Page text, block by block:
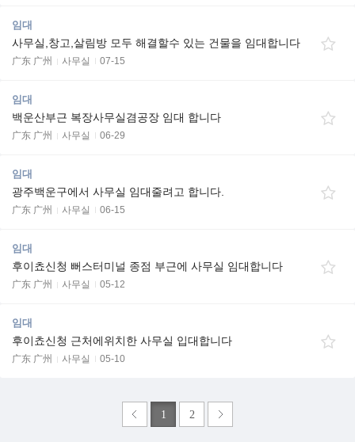
임대
사무실,창고,살림방 모두 해결할수 있는 건물을 임대합니다
广东 广州 사무실 07-15
임대
백운산부근 복장사무실겸공장 임대 합니다
广东 广州 사무실 06-29
임대
광주백운구에서 사무실 임대줄려고 합니다.
广东 广州 사무실 06-15
임대
후이쵸신청 뻐스터미널 종점 부근에 사무실 임대합니다
广东 广州 사무실 05-12
임대
후이쵸신청 근처에위치한 사무실 입대합니다
广东 广州 사무실 05-10
1 2